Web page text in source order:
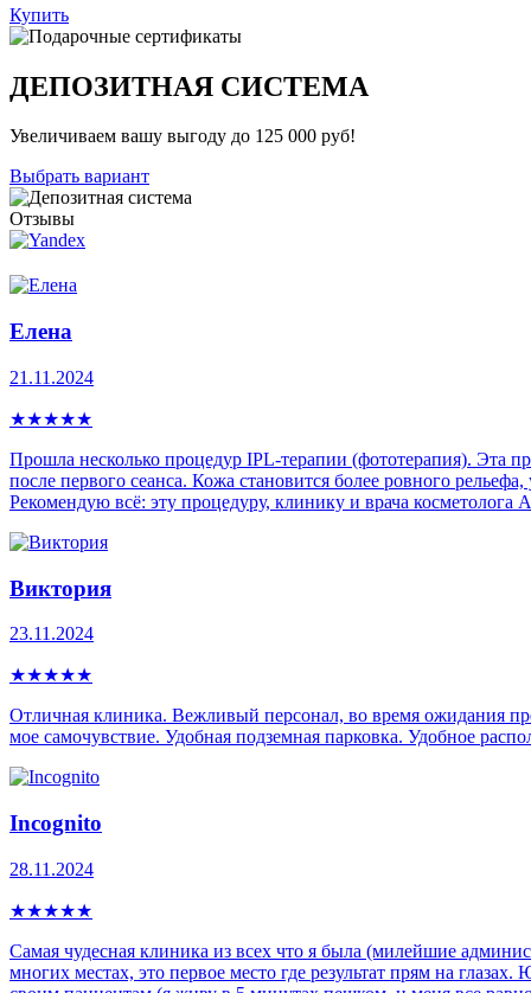
Купить
ДЕПОЗИТНАЯ СИСТЕМА
Увеличиваем вашу выгоду до 125 000 руб!
Выбрать вариант
Отзывы
Елена
21.11.2024
★★★★★
Прошла несколько процедур IPL-теpапии (фототерапия). Эта
после первого сеанса. Кожа становится более ровного
Рекомендую всё: эту процедуру, клинику и врача
Виктория
23.11.2024
★★★★★
Отличная клиника. Вежливый персонал, во время ожидания
мое самочувствие. Удобная подземная парковка. Удобное
Incognito
28.11.2024
★★★★★
Самая чудесная клиника из всех что я была (милейшие
многих местах, это первое место где результат прям на